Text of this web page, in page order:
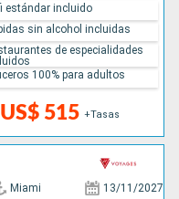
US$ 515 +Tasas
estándar incluido
sin alcohol incluidas
de especialidades
100% para adultos
Miami 13/11/2027